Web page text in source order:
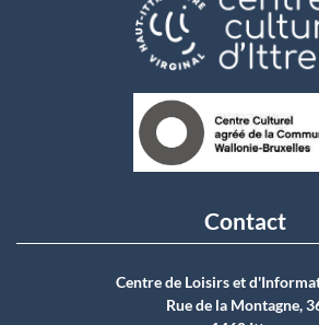
Contact
Centre de Loisirs et
Rue de la Montagne,